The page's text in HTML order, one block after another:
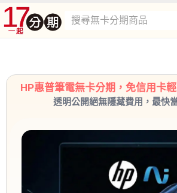
HP惠普筆電無卡分期，免信用卡
透明公開絕無隱藏費用，最快